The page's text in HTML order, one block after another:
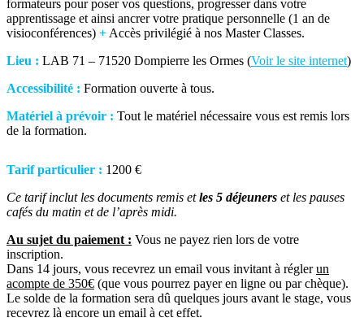
formateurs pour poser vos questions, progresser dans votre
apprentissage et ainsi ancrer votre pratique personnelle (1 an de
visioconférences) + Accès privilégié à nos Master Classes.
Lieu : LAB 71 – 71520 Dompierre les Ormes (Voir le site internet)
Accessibilité : Formation ouverte à tous.
Matériel à prévoir : Tout le matériel nécessaire vous est remis lors
de la formation.
Tarif particulier : 1200 €
Ce tarif inclut les documents remis etles 5 déjeuners et les pauses
cafés du matin et de l’après midi.
Au sujet du paiement : Vous ne payez rien lors de votre
inscription.
Dans 14 jours, vous recevrez un email vous invitant à régler un
acompte de 350€ (que vous pourrez payer en ligne ou par chèque).
Le solde de la formation sera dû quelques jours avant le stage, vous
recevrez là encore un email à cet effet.